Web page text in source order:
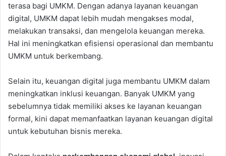
terasa bagi UMKM. Dengan adanya layanan keuangan
digital, UMKM dapat lebih mudah mengakses modal,
melakukan transaksi, dan mengelola keuangan mereka.
Hal ini meningkatkan efisiensi operasional dan membantu
UMKM untuk berkembang.
Selain itu, keuangan digital juga membantu UMKM dalam
meningkatkan inklusi keuangan. Banyak UMKM yang
sebelumnya tidak memiliki akses ke layanan keuangan
formal, kini dapat memanfaatkan layanan keuangan digital
untuk kebutuhan bisnis mereka.